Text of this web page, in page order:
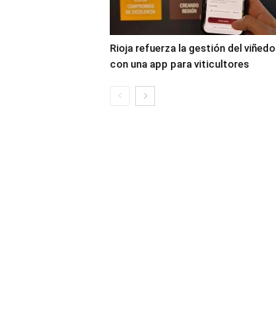
Rioja refuerza la gestión del viñedo
con una app para viticultores